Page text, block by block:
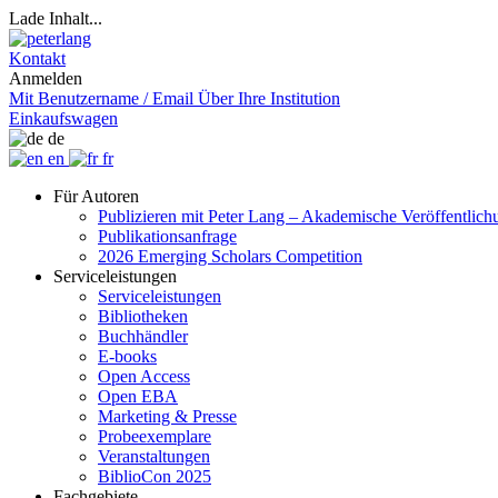
Lade Inhalt...
Kontakt
Anmelden
Mit Benutzername / Email Über Ihre Institution
Einkaufswagen
de
en
fr
Für Autoren
Publizieren mit Peter Lang – Akademische
Publikationsanfrage
2026 Emerging Scholars Competition
Serviceleistungen
Serviceleistungen
Bibliotheken
Buchhändler
E-books
Open Access
Open EBA
Marketing & Presse
Probeexemplare
Veranstaltungen
BiblioCon 2025